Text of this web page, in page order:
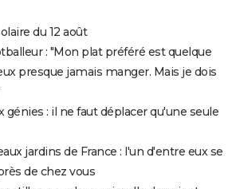
du 12 août
: "Mon plat préféré est quelque
presque jamais manger. Mais je dois
génies : il ne faut déplacer qu'une seule
jardins de France : l'un d'entre eux se
de chez vous